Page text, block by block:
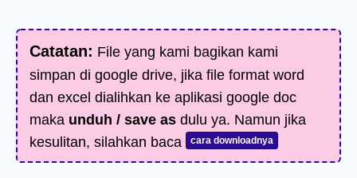
Catatan: File yang kami bagikan kami
simpan di google drive, jika file format word
dan excel dialihkan ke aplikasi google doc
maka unduh / save as dulu ya. Namun jika
kesulitan, silahkan baca
cara downloadnya